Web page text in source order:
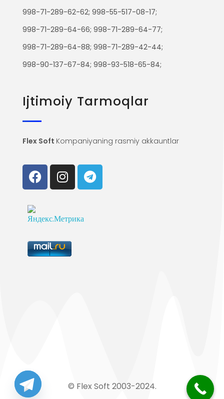
998-71-289-62-62; 998-55-517-08-17;
998-71-289-64-66; 998-71-289-64-77;
998-71-289-64-88; 998-71-289-42-44;
998-90-137-67-84; 998-93-518-65-84;
Ijtimoiy Tarmoqlar
Flex Soft Kompaniyaning rasmiy akkauntlar
© Flex Soft 2003-2024.